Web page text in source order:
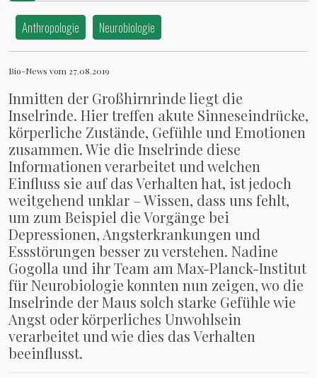
Anthropologie Neurobiologie
Bio-News vom 27.08.2019
Inmitten der Großhirnrinde liegt die
Inselrinde. Hier treffen akute Sinneseindrücke,
körperliche Zustände, Gefühle und Emotionen
zusammen. Wie die Inselrinde diese
Informationen verarbeitet und welchen
Einfluss sie auf das Verhalten hat, ist jedoch
weitgehend unklar – Wissen, dass uns fehlt,
um zum Beispiel die Vorgänge bei
Depressionen, Angsterkrankungen und
Essstörungen besser zu verstehen. Nadine
Gogolla und ihr Team am Max-Planck-Institut
für Neurobiologie konnten nun zeigen, wo die
Inselrinde der Maus solch starke Gefühle wie
Angst oder körperliches Unwohlsein
verarbeitet und wie dies das Verhalten
beeinflusst.